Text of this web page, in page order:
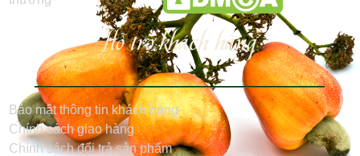
Hỗ trợ khách hàng
Bảo mật thông tin khách hàng
Chính sách giao hàng
Chính sách đổi trả sản phẩm